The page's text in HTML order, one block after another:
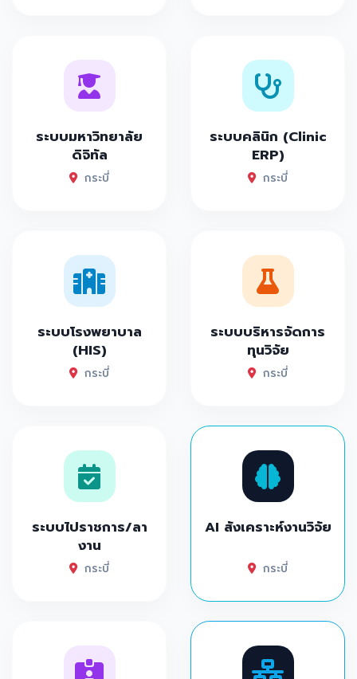
ระบบมหาวิทยาลัย
ดิจิทัล
กระบี่
ระบบคลินิก (Clinic
ERP)
กระบี่
ระบบโรงพยาบาล
(HIS)
กระบี่
ระบบบริหารจัดการ
ทุนวิจัย
กระบี่
ระบบไปราชการ/ลา
งาน
กระบี่
AI สังเคราะห์งานวิจัย
กระบี่